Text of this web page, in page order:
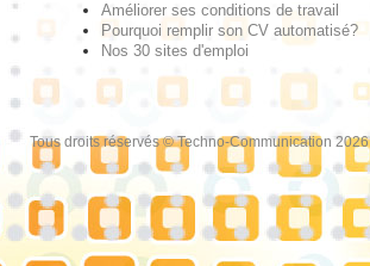
Améliorer ses conditions de travail
Pourquoi remplir son CV automatisé?
Nos 30 sites d'emploi
Tous droits réservés © Techno-Communication 2026